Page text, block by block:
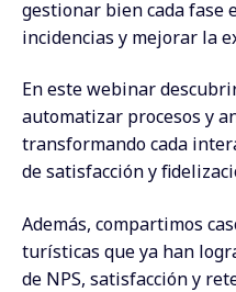
gestionar bien cada fase
incidencias y mejorar la
En este webinar
automatizar procesos y
transformando cada
de satisfacción y
Además, compartimos
turísticas que ya han
de NPS, satisfacción y